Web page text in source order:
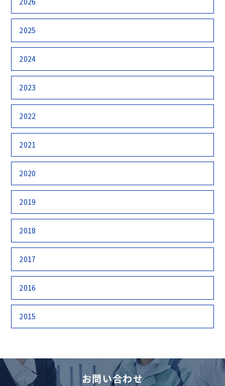
2025
2024
2023
2022
2021
2020
2019
2018
2017
2016
2015
お問い合わせ